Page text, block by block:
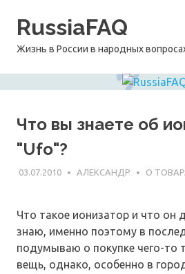
RussiaFAQ
Жизнь в России в народных
Что вы знаете об
"Ufo"?
03.07.2010 АЛЕКСАНДР О
Что такое ионизатор и что он
знаю, именно поэтому в
подумываю о покупке чего-то
вещь, однако, особенно в